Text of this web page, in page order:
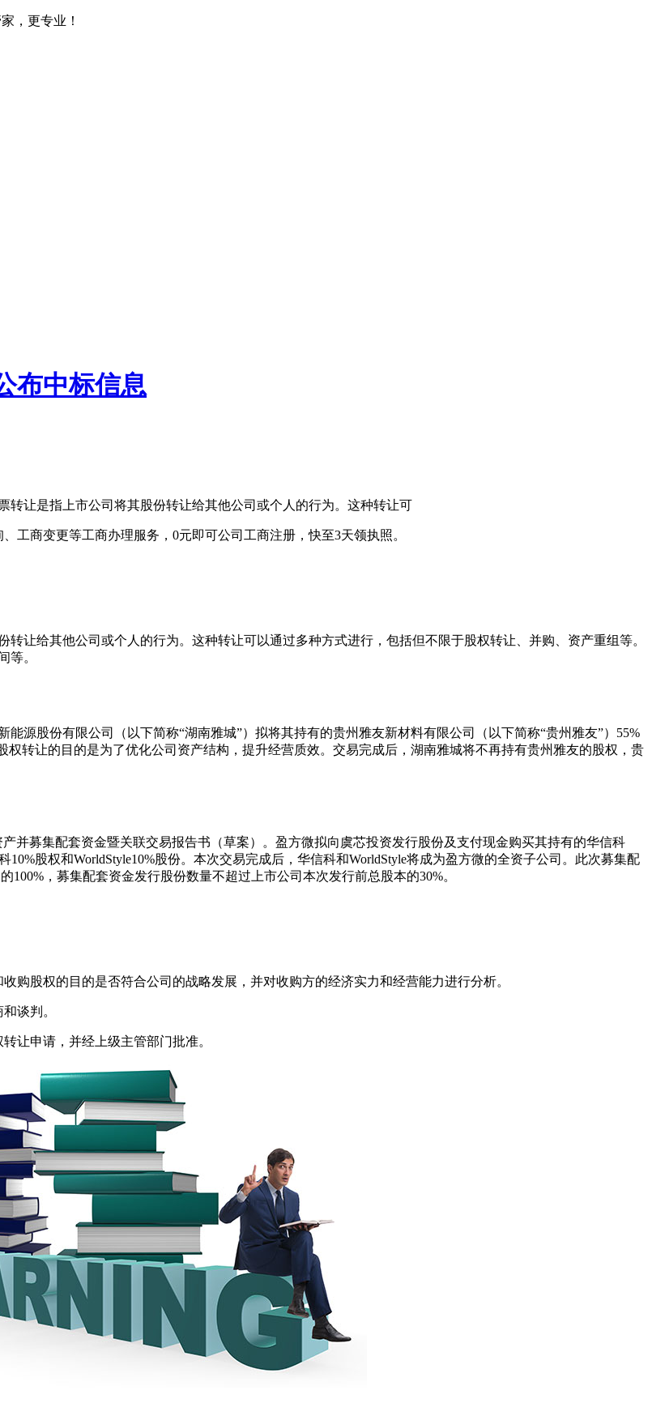
，更专业！
布中标信息
转让是指上市公司将其股份转让给其他公司或个人的行为。这种转让可
工商变更等工商办理服务，0元即可公司工商注册，快至3天领执照。
让给其他公司或个人的行为。这种转让可以通过多种方式进行，包括但不限于股权转让、并购、资产重组等。
等。
能源股份有限公司（以下简称“湖南雅城”）拟将其持有的贵州雅友新材料有限公司（以下简称“贵州雅友”）55%
转让的目的是为了优化公司资产结构，提升经营质效。交易完成后，湖南雅城将不再持有贵州雅友的股权，贵
并募集配套资金暨关联交易报告书（草案）。盈方微拟向虞芯投资发行股份及支付现金购买其持有的华信科
股权和WorldStyle10%股份。本次交易完成后，华信科和WorldStyle将成为盈方微的全资子公司。此次募集配
，募集配套资金发行股份数量不超过上市公司本次发行前总股本的30%。
购股权的目的是否符合公司的战略发展，并对收购方的经济实力和经营能力进行分析。
谈判。
让申请，并经上级主管部门批准。